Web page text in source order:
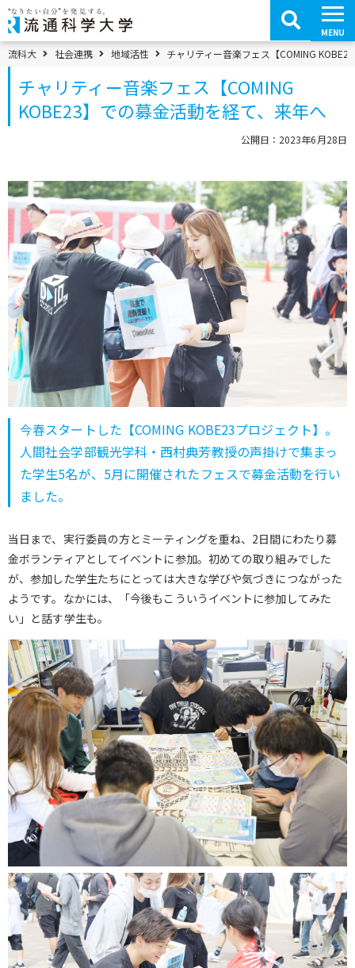
コ
ン
テ
ン
ツ
へ
移
MENU
パンくずメニュー
流科大 社会連携 地域活性 チャリティー音楽フェス【COMING
チャリティー音楽フェス【COMING
KOBE23】での募金活動を経て、来年へ
公開日：2023年6月28日
今春スタートした【COMING KOBE23プロジェクト】。
人間社会学部観光学科・西村典芳教授の声掛けで集まっ
た学生5名が、5月に開催されたフェスで募金活動を行い
ました。
当日まで、実行委員の方とミーティングを重ね、2日間にわたり募
金ボランティアとしてイベントに参加。初めての取り組みでした
が、参加した学生たちにとっては大きな学びや気づきにつながった
ようです。なかには、「今後もこういうイベントに参加してみた
い」と話す学生も。